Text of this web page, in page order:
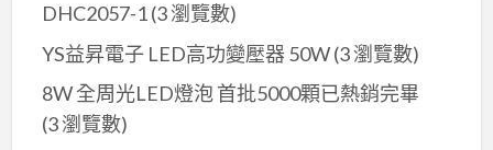
DHC2057-1(3 瀏覽數)
YS益昇電子 LED高功變壓器 50W(3 瀏覽數)
8W 全周光LED燈泡 首批5000顆已熱銷完畢
(3 瀏覽數)